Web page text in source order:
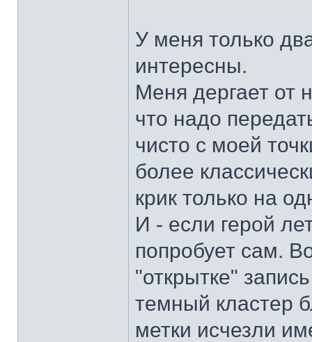
У меня только
интересны.
Меня дергает от
что надо
чисто с моей
более
крик только на
И - если герой
попробует сам.
"открытке"
темный кластер
метки исчезли